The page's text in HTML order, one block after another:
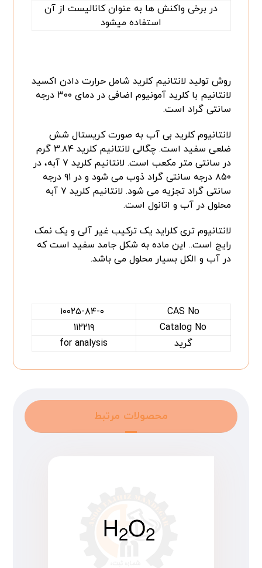
در برخی واکنش ها به عنوان کانالیست از آن
استفاده میشود
روش تولید لانتانیم کلرید شامل حرارت دادن اکسید
لانتانیم با کلرید آمونیوم اضافی در دمای ۳۰۰ درجه
سانتی گراد است.
لانتانیوم کلرید بی آب به صورت کریستال شش
ضلعی سفید است. چگالی لانتانیم کلرید ۳.۸۴ گرم
در سانتی متر مکعب است. لانتانیم کلرید ۷ آبه، در
۸۵۰ درجه سانتی گراد ذوب می شود و در ۹۱ درجه
سانتی گراد تجزیه می شود. لانتانیم کلرید ۷ آبه
محلول در آب و اتانول است.
لانتانیوم تری کلراید یک ترکیب غیر آلی و یک نمک
رایج است.. این ماده به شکل جامد سفید است که
در آب و الکل بسیار محلول می باشد.
CAS No
Catalog No
۱۱۲۲۱۹
گرید
for analysis
محصولات مرتبط